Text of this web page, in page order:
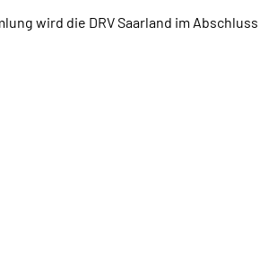
wird die DRV Saarland im